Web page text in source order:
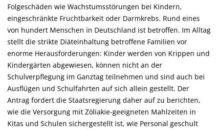
Folgeschäden wie Wachstumsstörungen bei Kindern,
eingeschränkte Fruchtbarkeit oder Darmkrebs. Rund eines
von hundert Menschen in Deutschland ist betroffen. Im Alltag
stellt die strikte Diäteinhaltung betroffene Familien vor
enorme Herausforderungen: Kinder werden von Krippen und
Kindergärten abgewiesen, können nicht an der
Schulverpflegung im Ganztag teilnehmen und sind auch bei
Ausflügen und Schulfahrten auf sich allein gestellt. Der
Antrag fordert die Staatsregierung daher auf zu berichten,
wie die Versorgung mit Zöliakie-geeigneten Mahlzeiten in
Kitas und Schulen sichergestellt ist, wie Personal geschult